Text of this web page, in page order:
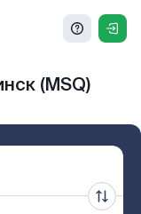
(MSQ)